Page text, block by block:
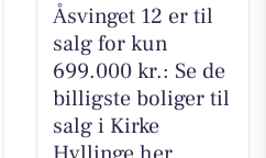
Åsvinget 12 er til
salg for kun
699.000 kr.: Se de
billigste boliger til
salg i Kirke